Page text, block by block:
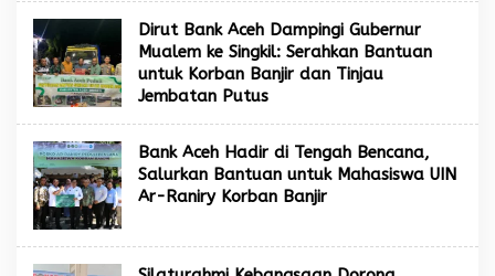
Dirut Bank Aceh Dampingi Gubernur
Mualem ke Singkil: Serahkan Bantuan
untuk Korban Banjir dan Tinjau
Jembatan Putus
Bank Aceh Hadir di Tengah Bencana,
Salurkan Bantuan untuk Mahasiswa UIN
Ar-Raniry Korban Banjir